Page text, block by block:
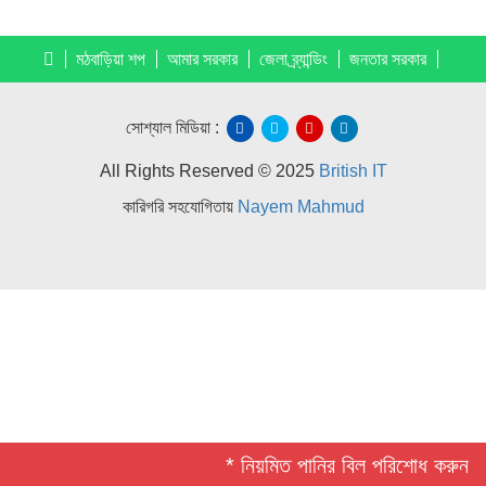
* নিয়মিত পানির বিল পরিশোধ
মঠবাড়িয়া শপ আমার সরকার জেলা ব্র্যান্ডিং জনতার সরকার
সোশ্যাল মিডিয়া :
All Rights Reserved © 2025 British IT
কারিগরি সহযোগিতায় Nayem Mahmud